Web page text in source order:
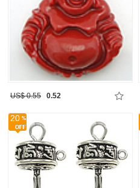
US$ 0.55 0.52
20